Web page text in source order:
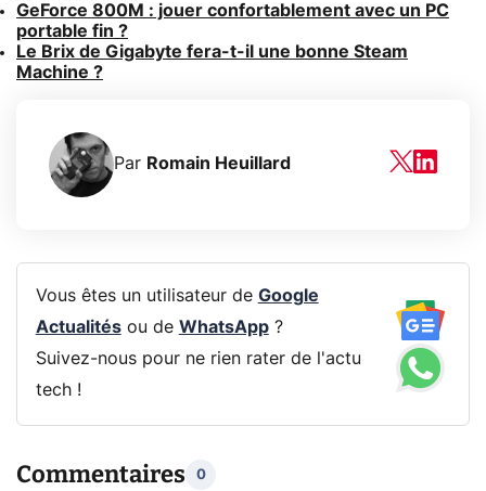
GeForce 800M : jouer confortablement avec un PC
portable fin ?
Le Brix de Gigabyte fera-t-il une bonne Steam
Machine ?
Par Romain Heuillard
Vous êtes un utilisateur de Google
Actualitésou de WhatsApp?
Suivez-nous pour ne rien rater de l'actu
tech !
Commentaires 0